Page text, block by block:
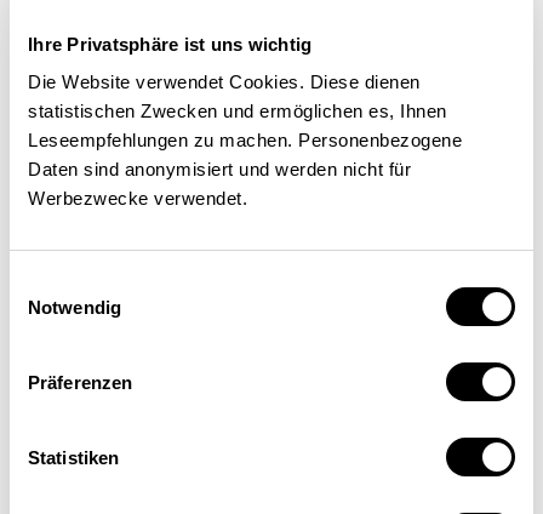
Ihre Privatsphäre ist uns wichtig
Die Website verwendet Cookies. Diese dienen
statistischen Zwecken und ermöglichen es, Ihnen
Leseempfehlungen zu machen. Personenbezogene
Daten sind anonymisiert und werden nicht für
Werbezwecke verwendet.
Notwendig
Präferenzen
Statistiken
eine gute Datengrundlage.
Darum könnte eine bessere
Datenerfassung weiterhelfen.
Auf dieser Basis könnten
zielführendere Massnahmen
erarbeitet werden, um die
Situation der älteren
Arbeitskräfte zu verbessern.
Wichtig ist aber in jedem Fall,
offenen Arbeitsstellen und